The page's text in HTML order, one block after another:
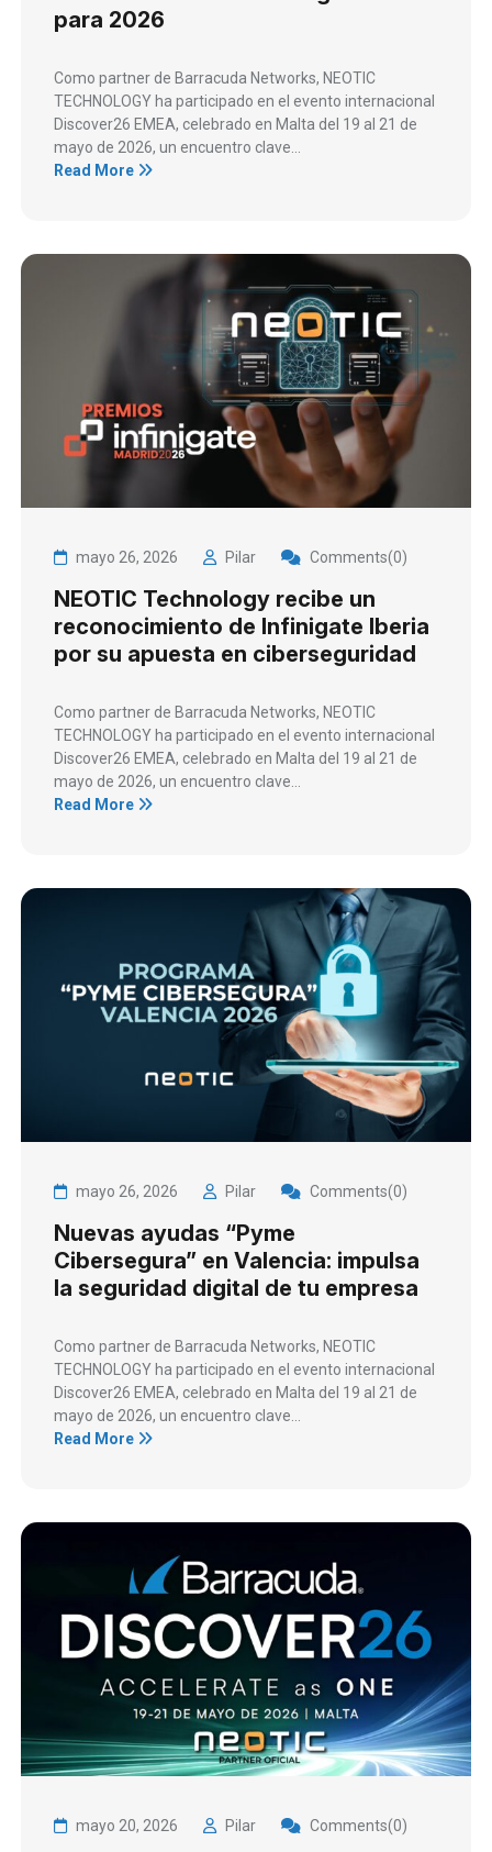
para 2026
Como partner de Barracuda Networks, NEOTIC
TECHNOLOGY ha participado en el evento internacional
Discover26 EMEA, celebrado en Malta del 19 al 21 de
mayo de 2026, un encuentro clave...
Read More
mayo 26, 2026 Pilar Comments(0)
NEOTIC Technology recibe un
reconocimiento de Infinigate Iberia
por su apuesta en ciberseguridad
Como partner de Barracuda Networks, NEOTIC
TECHNOLOGY ha participado en el evento internacional
Discover26 EMEA, celebrado en Malta del 19 al 21 de
mayo de 2026, un encuentro clave...
Read More
mayo 26, 2026 Pilar Comments(0)
Nuevas ayudas “Pyme
Cibersegura” en Valencia: impulsa
la seguridad digital de tu empresa
Como partner de Barracuda Networks, NEOTIC
TECHNOLOGY ha participado en el evento internacional
Discover26 EMEA, celebrado en Malta del 19 al 21 de
mayo de 2026, un encuentro clave...
Read More
mayo 20, 2026 Pilar Comments(0)